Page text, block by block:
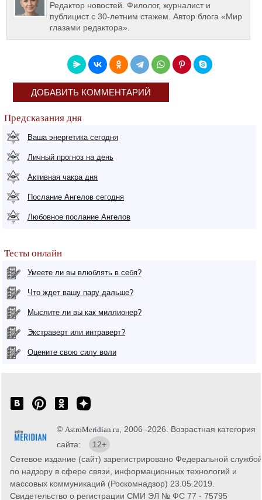
Редактор новостей. Филолог, журналист и
публицист с 30-летним стажем. Автор блога «Мир
глазами редактора».
ДОБАВИТЬ КОММЕНТАРИЙ
Предсказания дня
Ваша энергетика сегодня
Личный прогноз на день
Активная чакра дня
Послание Ангелов сегодня
Любовное послание Ангелов
Тесты онлайн
Умеете ли вы влюблять в себя?
Что ждет вашу пару дальше?
Мыслите ли вы как миллионер?
Экстраверт или интраверт?
Оцените свою силу воли
© AstroMeridian.ru , 2006–2026. Возрастная категория
сайта:
12+
Сетевое издание (сайт) зарегистрировано Федеральной службой
по надзору в сфере связи, информационных технологий и
массовых коммуникаций (Роскомнадзор) 23.05.2019.
Свидетельство о регистрации СМИ ЭЛ № ФС 77 - 75795